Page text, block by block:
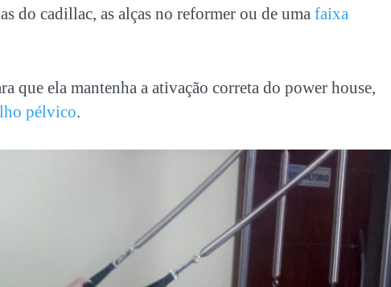
do cadillac, as alças no reformer ou de uma faixa
que ela mantenha a ativação correta do power house,
pélvico.